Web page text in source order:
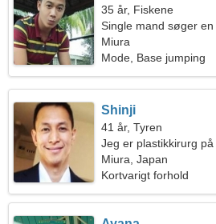
35 år, Fiskene
Single mand søger
Miura
Mode, Base jumping
Shinji
41 år, Tyren
Jeg er plastikkirurg
kvinde
Miura, Japan
Kortvarigt forhold